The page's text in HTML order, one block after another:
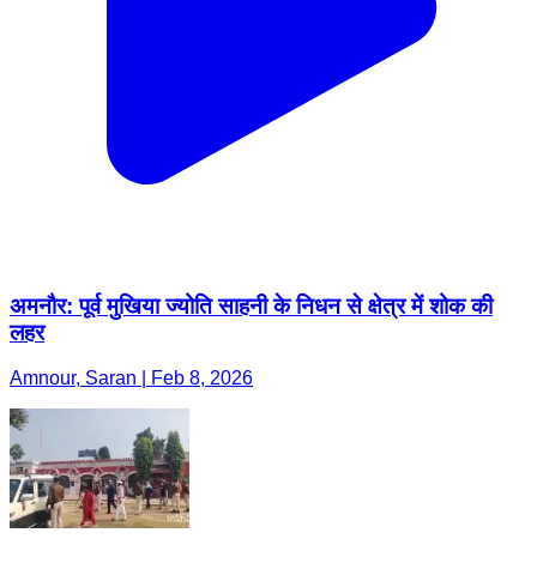
अमनौर: पूर्व मुखिया ज्योति साहनी के निधन से क्षेत्र में शोक की
लहर
Amnour, Saran | Feb 8, 2026